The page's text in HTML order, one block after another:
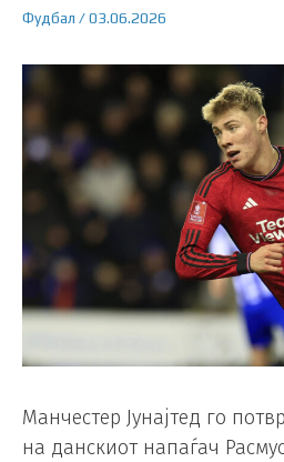
Фудбал /03.06.2026
Манчестер Јунајтед го
на данскиот напаѓач